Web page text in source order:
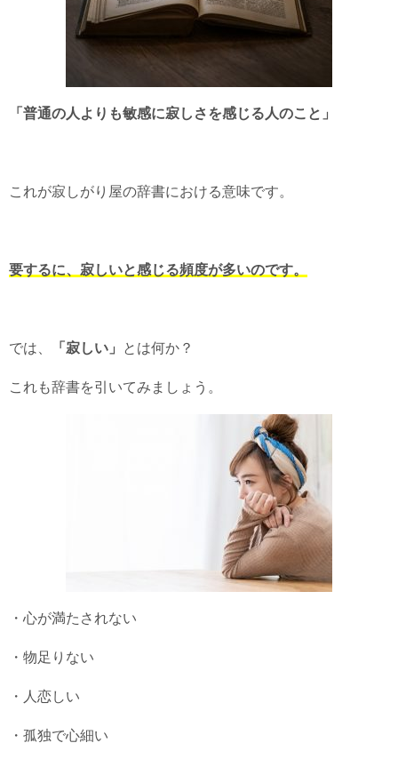
「普通の人よりも敏感に寂しさを感じる人のこと」
これが寂しがり屋の辞書における意味です。
要するに、寂しいと感じる頻度が多いのです。
では、 「寂しい」 とは何か？
これも辞書を引いてみましょう。
・心が満たされない
・物足りない
・人恋しい
・孤独で心細い